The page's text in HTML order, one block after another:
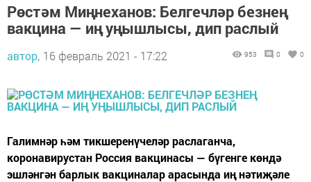
Рөстәм Миңнеханов: Белгечләр безнең
вакцина — иң уңышлысы, дип раслый
автор, 16 февраль 2021 - 17:22 953 0 0
Галимнәр һәм тикшеренүчеләр раслаганча,
коронавирустан Россия вакцинасы — бүгенге көндә
эшләнгән барлык вакциналар арасында иң нәтиҗәле